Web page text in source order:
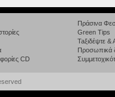
CD
Πράσινα
Green Tips
Taξιδέψτε
Προσωπικά